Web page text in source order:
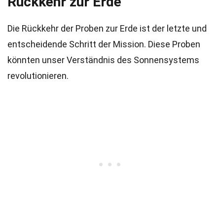
Die Rückkehr der Proben zur Erde ist der letzte und
entscheidende Schritt der Mission. Diese Proben
könnten unser Verständnis des Sonnensystems
revolutionieren.